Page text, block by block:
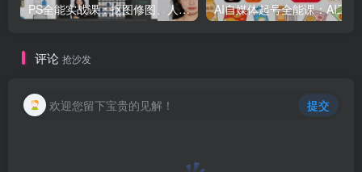
PS全能实战课：抠图修图、人像精修、电商美工，0基础变身设计达人
评论 抢沙发
欢迎您留下宝贵的见解！ 提交